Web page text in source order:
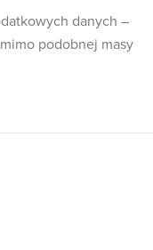
danych –
podobnej masy